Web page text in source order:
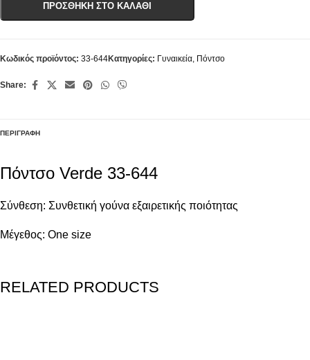
ΠΡΟΣΘΉΚΗ ΣΤΟ ΚΑΛΆΘΙ
Κωδικός προϊόντος: 33-644Κατηγορίες: Γυναικεία, Πόντσο
Share:
ΠΕΡΙΓΡΑΦΉ
Πόντσο Verde 33-644
Σύνθεση: Συνθετική γούνα εξαιρετικής ποιότητας
Μέγεθος: One size
RELATED PRODUCTS